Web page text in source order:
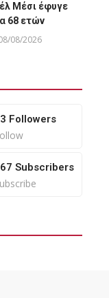
Μέσι έφυγε
68 ετών
08/2026
Followers
Subscribers